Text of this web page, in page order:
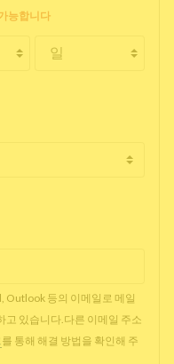
능합니다
Outlook 등의 이메일로 메일
고 있습니다.다른 이메일 주소
를 통해 해결 방법을 확인해 주